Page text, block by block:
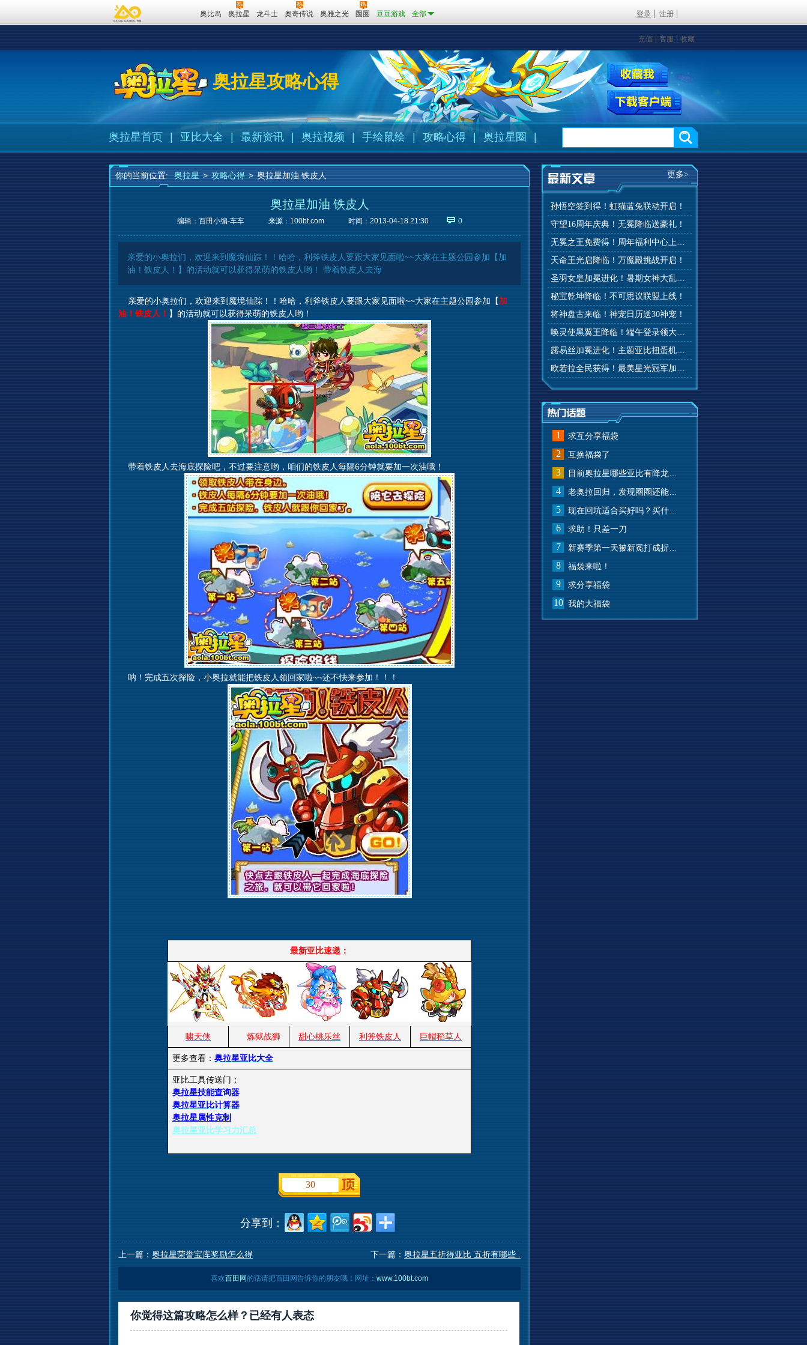
奥比岛 奥拉星 龙斗士 奥奇传说 奥雅之光 圈圈 豆豆游戏 全部 登录 注册
充值 客服 收藏
奥拉星攻略心得
奥拉星首页 亚比大全 最新资讯 奥拉视频 手绘鼠绘 攻略心得 | 奥拉星圈
你的当前位置: 奥拉星 > 攻略心得 > 奥拉星加油 铁皮人
奥拉星加油 铁皮人
编辑：百田小编-车车 来源： 100bt.com 时间：2013-04-18 21:30 0
亲爱的小奥拉们，欢迎来到魔境仙踪！！哈哈，利斧铁皮人要跟大家见面啦~~大家在主题公园参加【加
油！铁皮人！】的活动就可以获得呆萌的铁皮人哟！ 带着铁皮人去海
亲爱的小奥拉们，欢迎来到魔境仙踪！！哈哈，利斧铁皮人要跟大家见面啦~~大家在主题公园参加【加
油！铁皮人！ 】的活动就可以获得呆萌的铁皮人哟！
带着铁皮人去海底探险吧，不过要注意哟，咱们的铁皮人每隔6分钟就要加一次油哦！
呐！完成五次探险，小奥拉就能把铁皮人领回家啦~~还不快来参加！！！
最新亚比速递：
啸天侠 炼狱战狮 甜心桃乐丝 利斧铁皮人 巨帽稻草人
更多查看： 奥拉星亚比大全
亚比工具传送门：
奥拉星技能查询器
奥拉星亚比计算器
奥拉星属性克制
奥拉星亚比学习力汇总
30
分享到：
上一篇： 奥拉星荣誉宝库奖励怎么得 下一篇： 奥拉星五折得亚比 五折有哪些..
喜欢百田网 的话请把百田网告诉你的朋友哦！网址： www.100bt.com
你觉得这篇攻略怎么样？已经有人表态
更多>
孙悟空签到得！虹猫蓝兔联动开启！
守望16周年庆典！无冕降临送豪礼！
无冕之王免费得！周年福利中心上线！
天命王光启降临！万魔殿挑战开启！
圣羽女皇加冕进化！暑期女神大乱斗开赛！
秘宝乾坤降临！不可思议联盟上线！
将神盘古来临！神宠日历送30神宠！
唤灵使黑翼王降临！端午登录领大礼！
露易丝加冕进化！主题亚比扭蛋机来啦！
欧若拉全民获得！最美星光冠军加冕！
1 求互分享福袋
2 互换福袋了
3
4
5
6 求助！只差一刀
7
8 福袋来啦！
9 求分享福袋
10 我的大福袋